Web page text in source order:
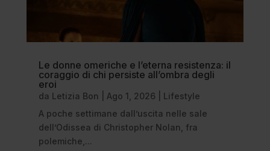
Le donne omeriche e l’eterna resistenza: il
coraggio di chi persiste all’ombra degli
eroi
da Letizia Bon Ago 1, 2026
Lifestyle
A poche settimane dall’uscita nelle sale
dell’Odissea di Christopher Nolan, fra
polemiche,...